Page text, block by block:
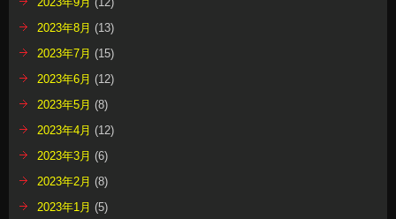
2023年8月 (13)
2023年7月 (15)
2023年6月 (12)
2023年5月 (8)
2023年4月 (12)
2023年3月 (6)
2023年2月 (8)
2023年1月 (5)